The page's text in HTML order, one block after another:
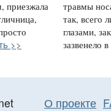
приезжала
>>
травмы
так, всего
глазами,
зазвенело
О проекте